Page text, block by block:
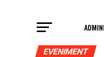
EVENIMENT